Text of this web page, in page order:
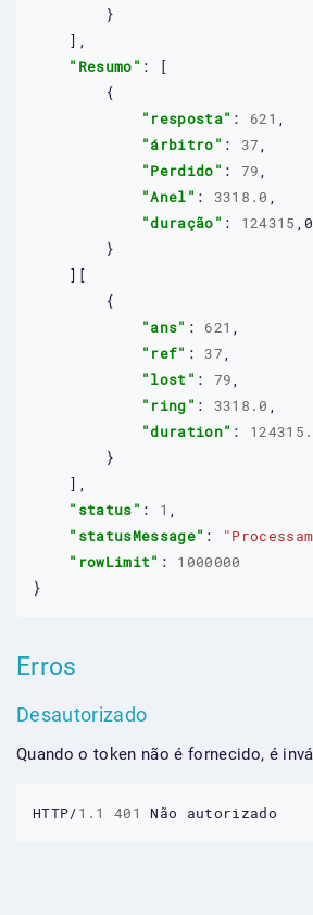
        }
    ],
"Resumo" : [
        {
"resposta" : 621 ,
"árbitro" : 37,
"Perdido" : 79,
"Anel" : 3318.0 ,
"duração" : 124315 , 0
        }
    ][
        {
"ans" : 621 ,
"ref" : 37,
"lost" : 79,
"ring" : 3318.0 ,
"duration" :
        }
    ],
"status" : 1 ,
"statusMessage" :
"rowLimit" : 1000000
}
Erros
Desautorizado
Quando o token não é fornecido, é
HTTP/1.1 401 Não autorizado